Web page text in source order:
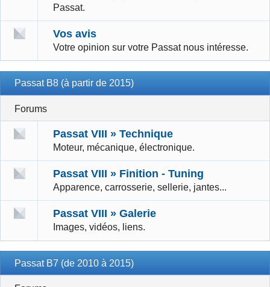
Passat.
Vos avis
Votre opinion sur votre Passat nous intéresse.
Passat B8 (à partir de 2015)
Forums
Passat VIII » Technique
Moteur, mécanique, électronique.
Passat VIII » Finition - Tuning
Apparence, carrosserie, sellerie, jantes...
Passat VIII » Galerie
Images, vidéos, liens.
Passat B7 (de 2010 à 2015)